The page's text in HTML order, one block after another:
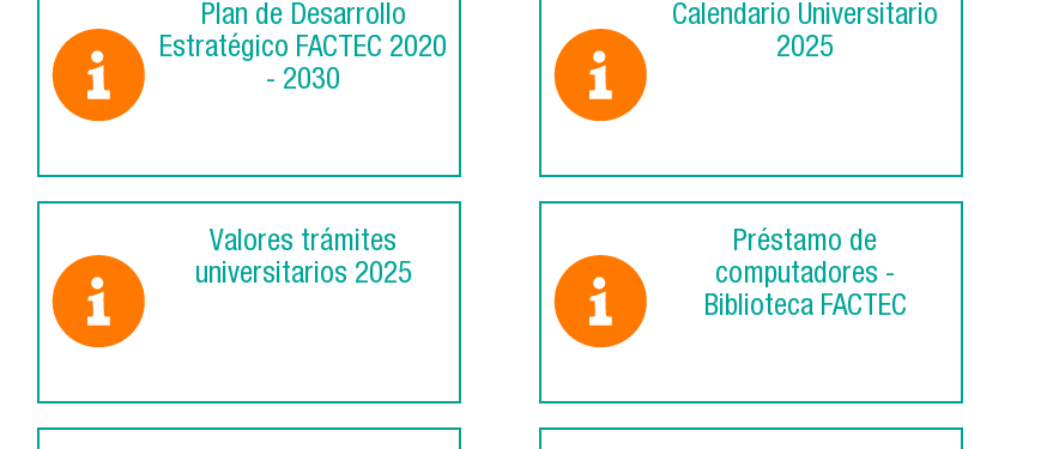
Plan de Desarrollo
Estratégico FACTEC 2020
- 2030
Calendario Universitario
2025
Valores trámites
universitarios 2025
Préstamo de
computadores -
Biblioteca FACTEC